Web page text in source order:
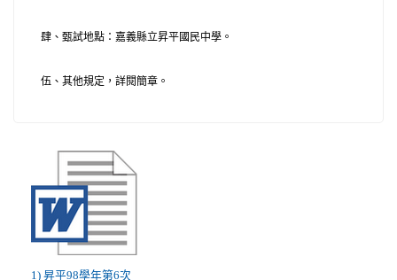
肆、甄試地點：嘉義縣立昇平國民中學。
伍、其他規定，詳閱簡章。
1) 昇平98學年第6次